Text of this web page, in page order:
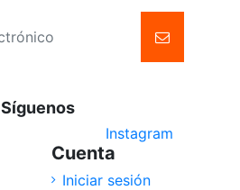
Síguenos
Instagram
Cuenta
Iniciar sesión